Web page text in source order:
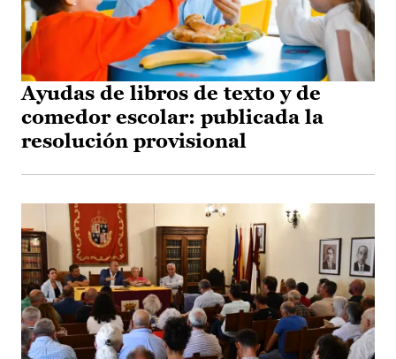
Ayudas de libros de texto y de
comedor escolar: publicada la
resolución provisional